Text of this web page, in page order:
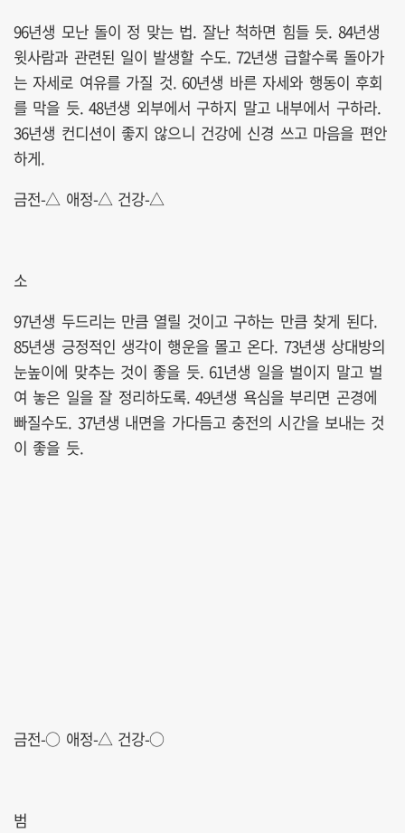
96년생 모난 돌이 정 맞는 법. 잘난 척하면 힘들 듯. 84년생
윗사람과 관련된 일이 발생할 수도. 72년생 급할수록 돌아가
는 자세로 여유를 가질 것. 60년생 바른 자세와 행동이 후회
를 막을 듯. 48년생 외부에서 구하지 말고 내부에서 구하라.
36년생 컨디션이 좋지 않으니 건강에 신경 쓰고 마음을 편안
하게.
금전-△ 애정-△ 건강-△
소
97년생 두드리는 만큼 열릴 것이고 구하는 만큼 찾게 된다.
85년생 긍정적인 생각이 행운을 몰고 온다. 73년생 상대방의
눈높이에 맞추는 것이 좋을 듯. 61년생 일을 벌이지 말고 벌
여 놓은 일을 잘 정리하도록. 49년생 욕심을 부리면 곤경에
빠질수도. 37년생 내면을 가다듬고 충전의 시간을 보내는 것
이 좋을 듯.
금전-○ 애정-△ 건강-○
범